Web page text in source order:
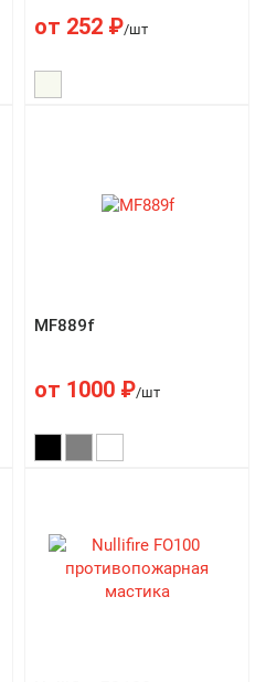
от 252 ₽/шт
MF889f
от 1000 ₽/шт